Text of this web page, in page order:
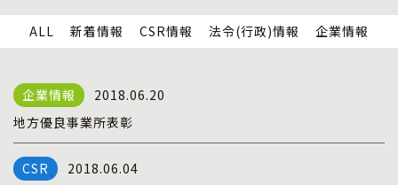
企業情報
全国事業所紹介
全国の回収対応
ALL 新着情報 CSR情報 法令(行政)情報 企業情報
2018.06.20
地方優良事業所表彰
2018.06.04